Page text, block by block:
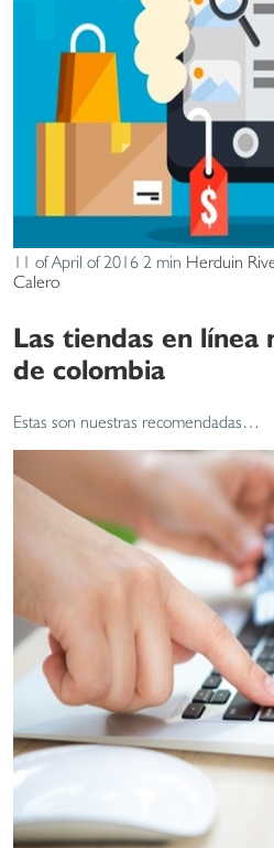
11 of April of 2016 2 min Herduin
Calero
Las tiendas en línea
de colombia
Estas son nuestras recomendadas…